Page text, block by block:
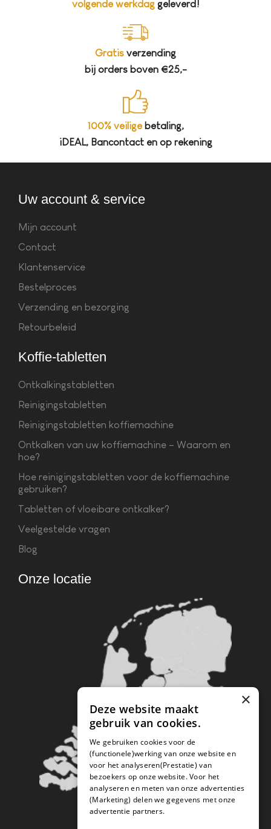
volgende werkdag geleverd!
Gratis verzending
bij orders boven €25,-
100% veiligebetaling,
iDEAL, Bancontact en op rekening
Uw account & service
Mijn account
Contact
Klantenservice
Bestelproces
Verzending en bezorging
Retourbeleid
Koffie-tabletten
Ontkalkingstabletten
Reinigingstabletten
Reinigingstabletten koffiemachine
Ontkalken van uw koffiemachine – Waarom en
hoe?
Hoe reinigingstabletten voor de koffiemachine
gebruiken?
Tabletten of vloeibare ontkalker?
Veelgestelde vragen
Blog
Onze locatie
×
Deze website maakt
gebruik van cookies.
We gebruiken cookies voor de
(functionele)werking van onze website en
voor het analyseren(Prestatie) van
bezoekers op onze website. Voor het
analyseren en meten van onze advertenties
(Marketing) delen we gegevens met onze
advertentie partners.